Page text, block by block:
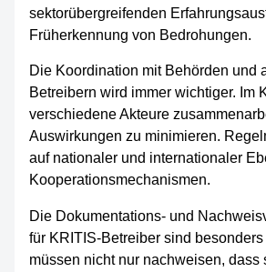
sektorübergreifenden
Früherkennung von Bedrohungen.
Die Koordination mit Behörden und
Betreibern wird immer wichtiger. Im
verschiedene Akteure
Auswirkungen zu minimieren.
auf nationaler und internationaler
Kooperationsmechanismen.
Die Dokumentations- und
für KRITIS-Betreiber sind
müssen nicht nur nachweisen, dass